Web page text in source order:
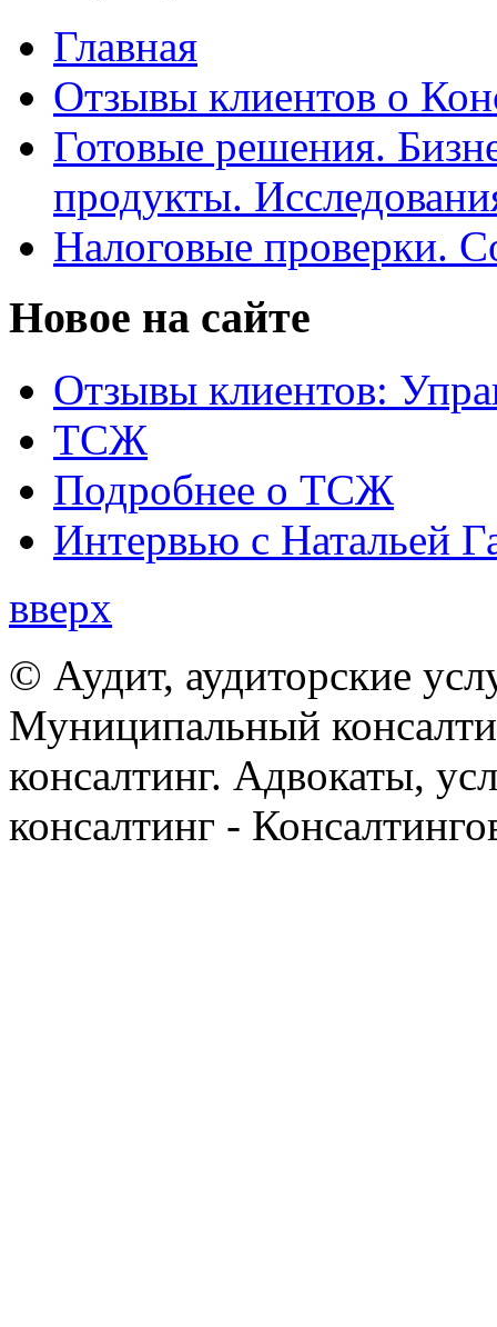
Главная
Отзывы клиентов о
Готовые решения.
продукты.
Налоговые проверки.
Новое на сайте
Отзывы клиентов:
ТСЖ
Подробнее о ТСЖ
Интервью с Натальей
вверх
© Аудит, аудиторские
Муниципальный
консалтинг. Адвокаты,
консалтинг -